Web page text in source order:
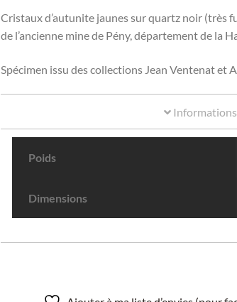
Cristaux d’autunite jaunes sur quartz noir (très
de l’ancienne mine de Pény, département de la
Spécimen issu des collections Jean Ventenat et
Informations
Poids
Dimensions